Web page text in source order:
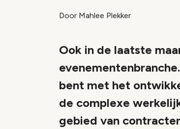
Door Mahlee Plekker
Ook in de laatste
bent met het
de complexe
gebied van